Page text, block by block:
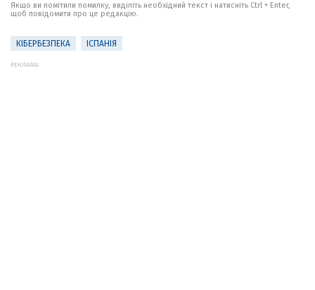
Якщо ви помітили помилку, виділіть необхідний текст і натисніть Ctrl + Enter,
щоб повідомити про це редакцію.
КІБЕРБЕЗПЕКА ІСПАНІЯ
РЕКЛАМА: